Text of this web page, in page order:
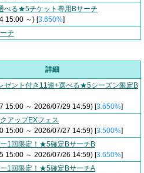
べる★5チケット専用Bサーチ
15:00 ～) [3.650%]
チ
詳細
ゼント付き11連+選べる★5シーズン限定B
15:00 ～ 2026/07/29 14:59) [3.650%]
アップEXフェス
15:00 ～ 2026/07/27 14:59) [3.500%]
1回限定！★5確定BサーチB
15:00 ～ 2026/07/26 14:59) [3.650%]
1回限定！★5確定BサーチA